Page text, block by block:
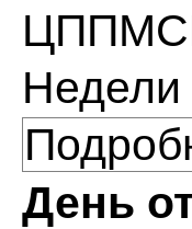
Недели
День